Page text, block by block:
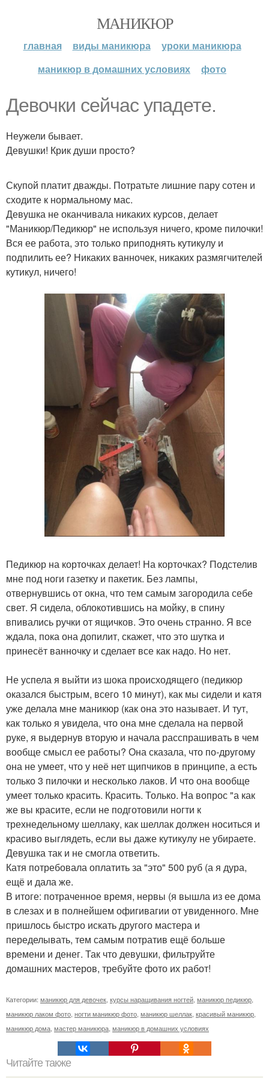
МАНИКЮР
главная виды маникюра
уроки маникюра
маникюр в домашних условиях
фото
Девочки сейчас упадете.
Неужели бывает.
Девушки! Крик души просто?
Скупой платит дважды. Потратьте лишние пару сотен и
сходите к нормальному мас.
Девушка не оканчивала никаких курсов, делает
"Маникюр/Педикюр" не используя ничего, кроме пилочки!
Вся ее работа, это только приподнять кутикулу и
подпилить ее? Никаких ванночек, никаких размягчителей
кутикул, ничего!
Педикюр на корточках делает! На корточках? Подстелив
мне под ноги газетку и пакетик. Без лампы,
отвернувшись от окна, что тем самым загородила себе
свет. Я сидела, облокотившись на мойку, в спину
впивались ручки от ящичков. Это очень странно. Я все
ждала, пока она допилит, скажет, что это шутка и
принесёт ванночку и сделает все как надо. Но нет.
Не успела я выйти из шока происходящего (педикюр
оказался быстрым, всего 10 минут), как мы сидели и катя
уже делала мне маникюр (как она это называет. И тут,
как только я увидела, что она мне сделала на первой
руке, я выдернув вторую и начала расспрашивать в чем
вообще смысл ее работы? Она сказала, что по-другому
она не умеет, что у неё нет щипчиков в принципе, а есть
только 3 пилочки и несколько лаков. И что она вообще
умеет только красить. Красить. Только. На вопрос "а как
же вы красите, если не подготовили ногти к
трехнедельному шеллаку, как шеллак должен носиться и
красиво выглядеть, если вы даже кутикулу не убираете.
Девушка так и не смогла ответить.
Катя потребовала оплатить за "это" 500 руб (а я дура,
ещё и дала же.
В итоге: потраченное время, нервы (я вышла из ее дома
в слезах и в полнейшем офигивагии от увиденного. Мне
пришлось быстро искать другого мастера и
переделывать, тем самым потратив ещё больше
времени и денег. Так что девушки, фильтруйте
домашних мастеров, требуйте фото их работ!
Категории: маникюр для девочек, курсы наращивания ногтей, маникюр педикюр,
маникюр лаком фото, ногти маникюр фото, маникюр шеллак, красивый маникюр,
маникюр дома, мастер маникюра, маникюр в домашних условиях
Читайте также